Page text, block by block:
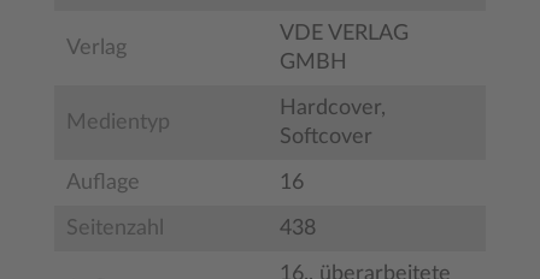
Verlag
VDE VERLAG
GMBH
Medientyp
Hardcover,
Softcover
Auflage 16
Seitenzahl 438
16., überarbeitete